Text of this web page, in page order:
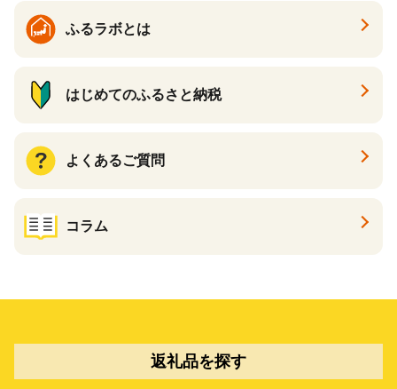
ふるラボとは
はじめてのふるさと納税
よくあるご質問
コラム
返礼品を探す